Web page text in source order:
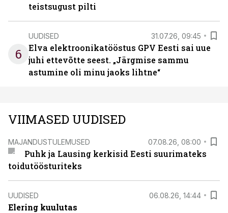
teistsugust pilti
6
UUDISED 31.07.26, 09:45
Elva elektroonikatööstus GPV Eesti sai uue
juhi ettevõtte seest. „Järgmise sammu
astumine oli minu jaoks lihtne“
VIIMASED UUDISED
MAJANDUSTULEMUSED 07.08.26, 08:00
Puhk ja Lausing kerkisid Eesti suurimateks
toidutöösturiteks
UUDISED 06.08.26, 14:44
Elering kuulutas